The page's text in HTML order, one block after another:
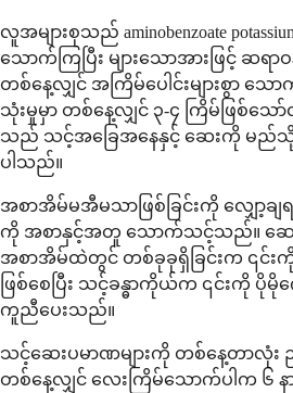
လူအများစုသည် aminobenzoate
သောက်ကြပြီး များသောအားဖြင့် ဆ
တစ်နေ့လျှင် အကြိမ်ပေါင်းများစွာ သ
သုံးမှုမှာ တစ်နေ့လျှင် ၃-၄ ကြိမ်ဖြစ်သ
သည် သင့်အခြေအနေနှင့် ဆေးကို မည်
ပါသည်။
အစာအိမ်မအီမသာဖြစ်ခြင်းကို လျှော့ချ
ကို အစာနှင့်အတူ သောက်သင့်သည်။ ဆ
အစာအိမ်ထဲတွင် တစ်ခုခုရှိခြင်းက ၎င်
ဖြစ်စေပြီး သင့်ခန္ဓာကိုယ်က ၎င်းကို ပိုမို
ကူညီပေးသည်။
သင့်ဆေးပမာဏများကို တစ်နေ့တာလုံး ညီမ
တစ်နေ့လျှင် လေးကြိမ်သောက်ပါက ၆ နာ